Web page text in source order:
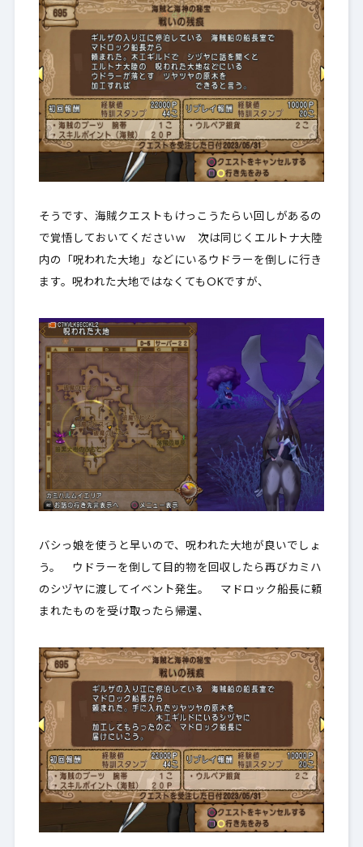
そうです、海賊クエストもけっこうたらい回しがあるの
で覚悟しておいてくださいｗ 次は同じくエルトナ大陸
内の「呪われた大地」などにいるウドラーを倒しに行き
ます。呪われた大地ではなくてもOKですが、
バシっ娘を使うと早いので、呪われた大地が良いでしょ
う。 ウドラーを倒して目的物を回収したら再びカミハ
のシヅヤに渡してイベント発生。 マドロック船長に頼
まれたものを受け取ったら帰還、